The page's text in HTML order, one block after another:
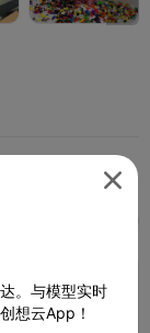
角色与怪物 

。与模型实时
想云App！